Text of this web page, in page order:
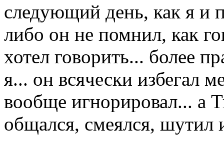
следующий день, как я и
либо он не помнил, как
хотел говорить... более
я... он всячески избегал
вообще игнорировал... а
общался, смеялся, шутил